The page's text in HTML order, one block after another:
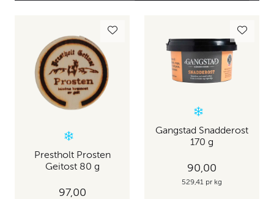
Prestholt Prosten
Geitost 80 g
97,00
Gangstad Snadderost
170 g
90,00
529,41 pr kg